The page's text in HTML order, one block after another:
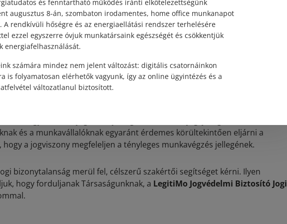
és eszközökkel (vagy akár helyszínen) dolgozott volna.
téves minősítés adójogi kockázattal is járhat. Ha a NAV megállapítja, hogy
valójában munkaviszonyt takar, a hatóság a munkáltatót pótlólagos
hanem a munkáltatót is hátrányosan érintheti.
és a munkavállalóknak egyaránt érdemes körültekintően eljárni a
a jogviszony megfeleljen a tényleges munkavégzés jellegének.
bizonytalanság merül fel, célszerű szakértői segítséget kérni. Ilyen
hogy forduljanak Társaságunknak, a LegitiMo Jogvédelmi Biztosító Jogi
és fenntartható működés iránti elkötelezettségünk
augusztus 8-án, szombaton irodamentes, home office munkanapot
A rendkívüli hőségre és az energiaellátási rendszer terhelésére
ezzel egyszerre óvjuk munkatársaink egészségét és csökkentjük
energiafelhasználását.
számára mindez nem jelent változást: digitális csatornáinkon
is folyamatosan elérhetők vagyunk, így az online ügyintézés és a
változatlanul biztosított.